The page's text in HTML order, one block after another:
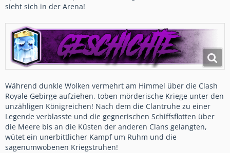
sieht sich in der Arena!
Während dunkle Wolken vermehrt am Himmel über die Clash
Royale Gebirge aufziehen, toben mörderische Kriege unter den
unzähligen Königreichen! Nach dem die Clantruhe zu einer
Legende verblasste und die gegnerischen Schiffsflotten über
die Meere bis an die Küsten der anderen Clans gelangten,
wütet ein unerbittlicher Kampf um Ruhm und die
sagenumwobenen Kriegstruhen!